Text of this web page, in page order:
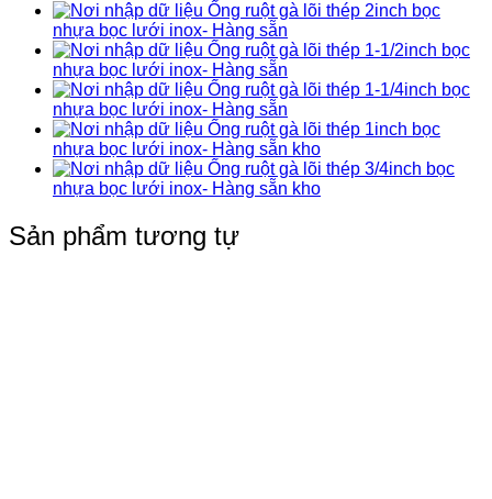
Ống ruột gà lõi thép 2inch bọc
nhựa bọc lưới inox- Hàng sẵn
Ống ruột gà lõi thép 1-1/2inch bọc
nhựa bọc lưới inox- Hàng sẵn
Ống ruột gà lõi thép 1-1/4inch bọc
nhựa bọc lưới inox- Hàng sẵn
Ống ruột gà lõi thép 1inch bọc
nhựa bọc lưới inox- Hàng sẵn kho
Ống ruột gà lõi thép 3/4inch bọc
nhựa bọc lưới inox- Hàng sẵn kho
Sản phẩm tương tự